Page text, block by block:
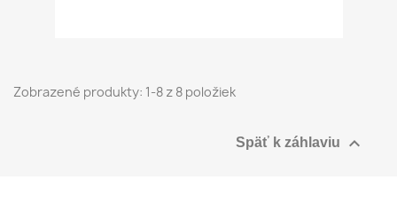
Zobrazené produkty: 1-8 z 8 položiek
Späť k záhlaviu 